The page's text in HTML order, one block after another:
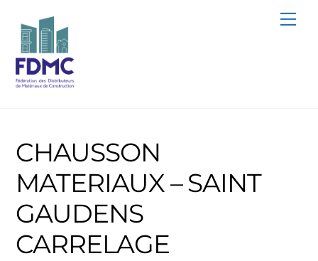
content
CHAUSSON
MATERIAUX – SAINT
GAUDENS
CARRELAGE